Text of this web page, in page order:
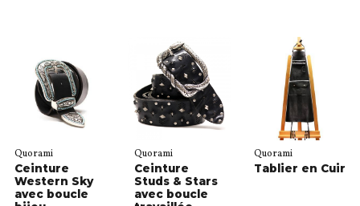
Quorami
Ceinture
Western Sky
avec boucle
Quorami
Ceinture
Studs & Stars
avec boucle
Quorami
Tablier en Cuir